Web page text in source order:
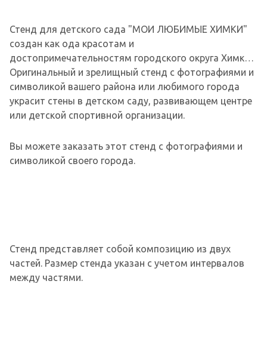
Стенд для детского сада "МОИ ЛЮБИМЫЕ ХИМКИ"
создан как ода красотам и
достопримечательностям городского округа Химки.
Оригинальный и зрелищный стенд с фотографиями и
символикой вашего района или любимого города
украсит стены в детском саду, развивающем центре
или детской спортивной организации.
Вы можете заказать этот стенд с фотографиями и
символикой своего города.
Стенд представляет собой композицию из двух
частей. Размер стенда указан с учетом интервалов
между частями.